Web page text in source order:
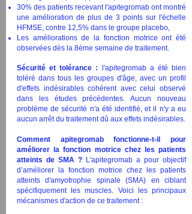
30% des patients recevant l'apitegromab ont montré
une amélioration de plus de 3 points sur l'échelle
HFMSE, contre 12,5% dans le groupe placebo,
Les améliorations de la fonction motrice ont été
observées dès la 8ème semaine de traitement.
Sécurité et tolérance :
l'apitegromab a été bien
toléré dans tous les groupes d'âge, avec un profil
d'effets indésirables cohérent avec celui observé
dans les études précédentes. Aucun nouveau
problème de sécurité n'a été identifié, et il n'y a eu
aucun arrêt du traitement dû aux effets indésirables.
Comment apitegromab fonctionne-t-il pour
améliorer la fonction motrice chez les patients
atteints de SMA ? L'apitegromab a pour objectif
d’améliorer la fonction motrice chez les patients
atteints d'amyotrophie spinale (SMA) en ciblant
spécifiquement les muscles. Voici les principaux
mécanismes d'action de ce traitement :